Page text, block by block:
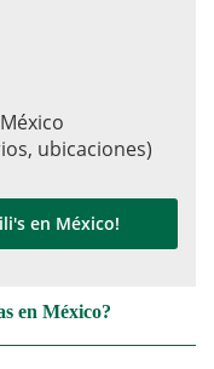
ubicaciones)
en México!
en México?